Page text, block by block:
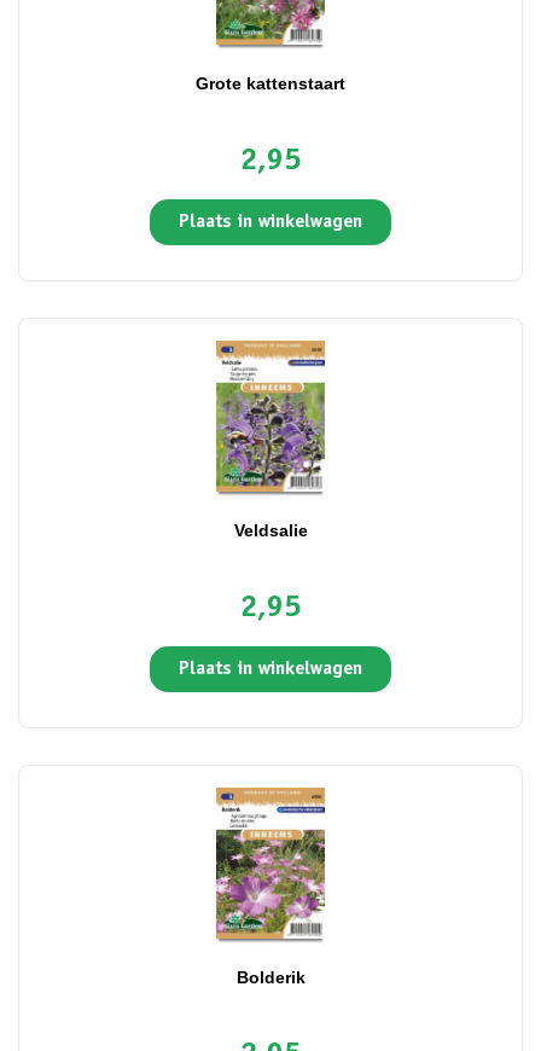
Grote kattenstaart
2,95
Plaats in winkelwagen
Veldsalie
2,95
Plaats in winkelwagen
Bolderik